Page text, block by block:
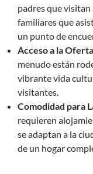
padres que
familiares que
un punto de
Acceso a la
menudo están
vibrante vida
visitantes.
Comodidad para
requieren
se adaptan a la
de un hogar